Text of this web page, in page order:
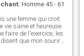
Homme 45 - 61
une femme qui croit
vie saine et heureuse.
faire de l'exercice, les
que mon sourire